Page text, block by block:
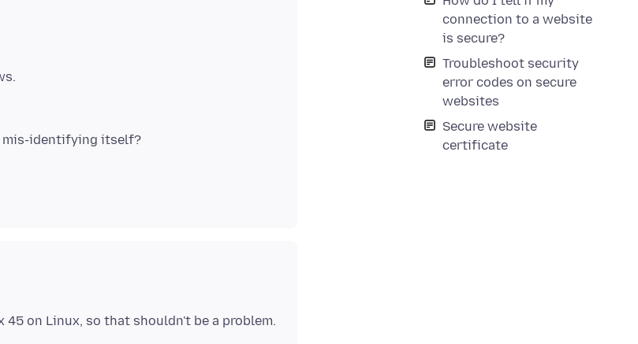
connection to a website
is secure?
Troubleshoot security
error codes on secure
websites
Secure website
certificate